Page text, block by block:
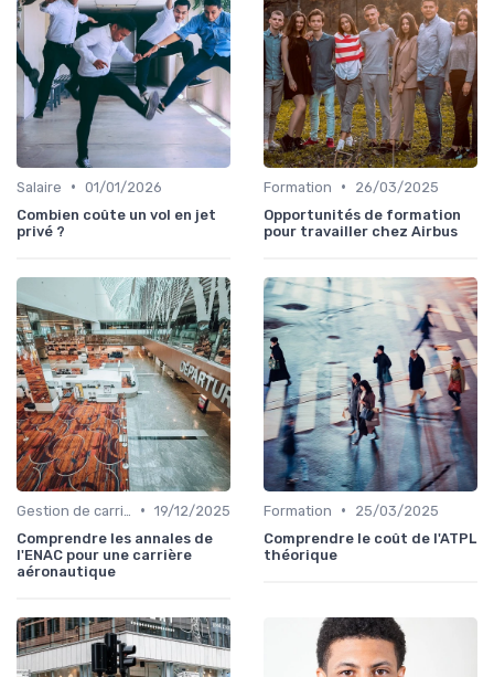
Salaire • 01/01/2026
Combien coûte un vol en jet
privé ?
Formation •
26/03/2025
Opportunités de formation
pour travailler chez Airbus
• 19/12/2025
Comprendre les annales de
l'ENAC pour une carrière
aéronautique
Formation •
25/03/2025
Comprendre le coût de l'ATPL
théorique